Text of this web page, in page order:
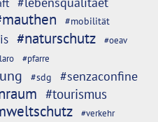
#mobilität
#naturschutz #oeav
#pfarre
#sdg #senzaconfine
#tourismus
#verkehr